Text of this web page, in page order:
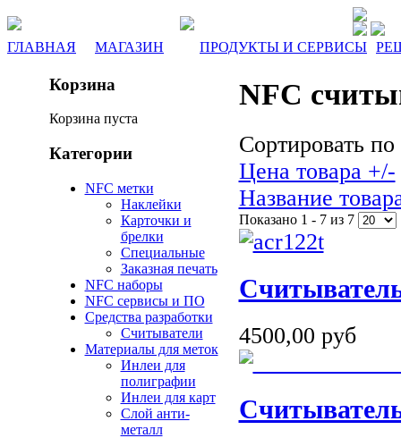
ГЛАВНАЯ МАГАЗИН ПРОДУКТЫ И СЕРВИСЫ
Корзина
Корзина пуста
Категории
NFC метки
Наклейки
Карточки и
брелки
Специальные
Заказная печать
NFC наборы
NFC сервисы и ПО
Средства разработки
Считыватели
Материалы для меток
Инлеи для
полиграфии
Инлеи для карт
Слой анти-
металл
NFC
Сортировать по
Цена товара +/-
Название
Показано 1 - 7 из 7
4500,00 руб